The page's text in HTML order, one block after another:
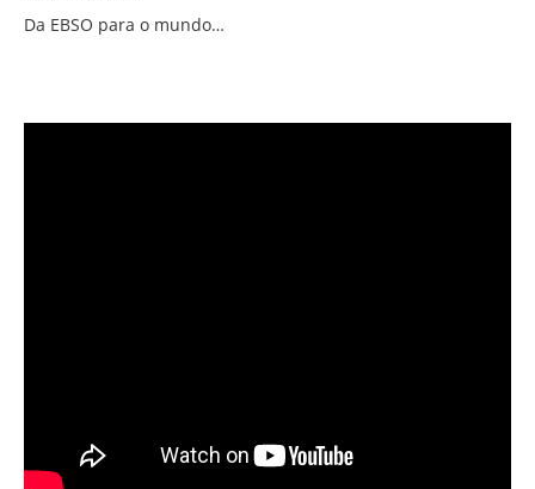
Da EBSO para o mundo…